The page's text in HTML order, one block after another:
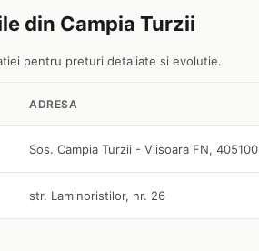
din Campia Turzii
pentru preturi detaliate si evolutie.
ADRESA
Sos. Campia Turzii - Viisoara FN, 405100
str. Laminoristilor, nr. 26